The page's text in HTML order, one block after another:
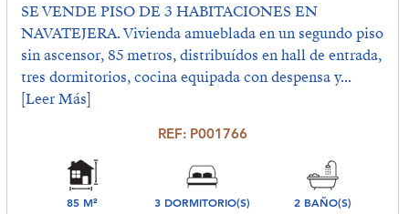
SE VENDE PISO DE 3 HABITACIONES EN
NAVATEJERA. Vivienda amueblada en un segundo piso
sin ascensor, 85 metros, distribuídos en hall de entrada,
tres dormitorios, cocina equipada con despensa y...
[Leer Más]
REF: P001766
85 M² 3 DORMITORIO(S) 2 BAÑO(S)